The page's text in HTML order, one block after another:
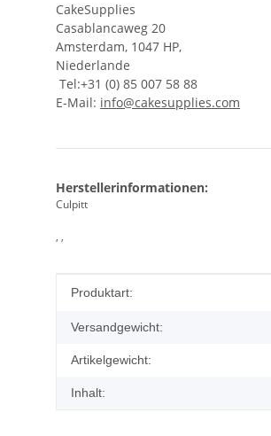
CakeSupplies
Casablancaweg 20
Amsterdam, 1047 HP,
Niederlande
Tel:+31 (0) 85 007 58 88
E-Mail: info@cakesupplies.com
Herstellerinformationen:
Culpitt
, ,
Produkteigenschaft
Wert
Produktart:
Versandgewicht:
Artikelgewicht:
Inhalt: